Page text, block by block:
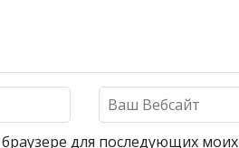
для последующих моих